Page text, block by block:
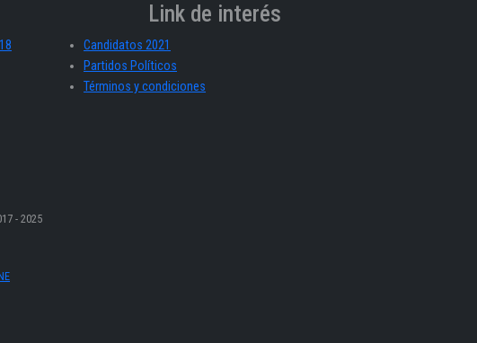
Link de interés
Candidatos 2021
Partidos Políticos
Términos y condiciones
- 2025